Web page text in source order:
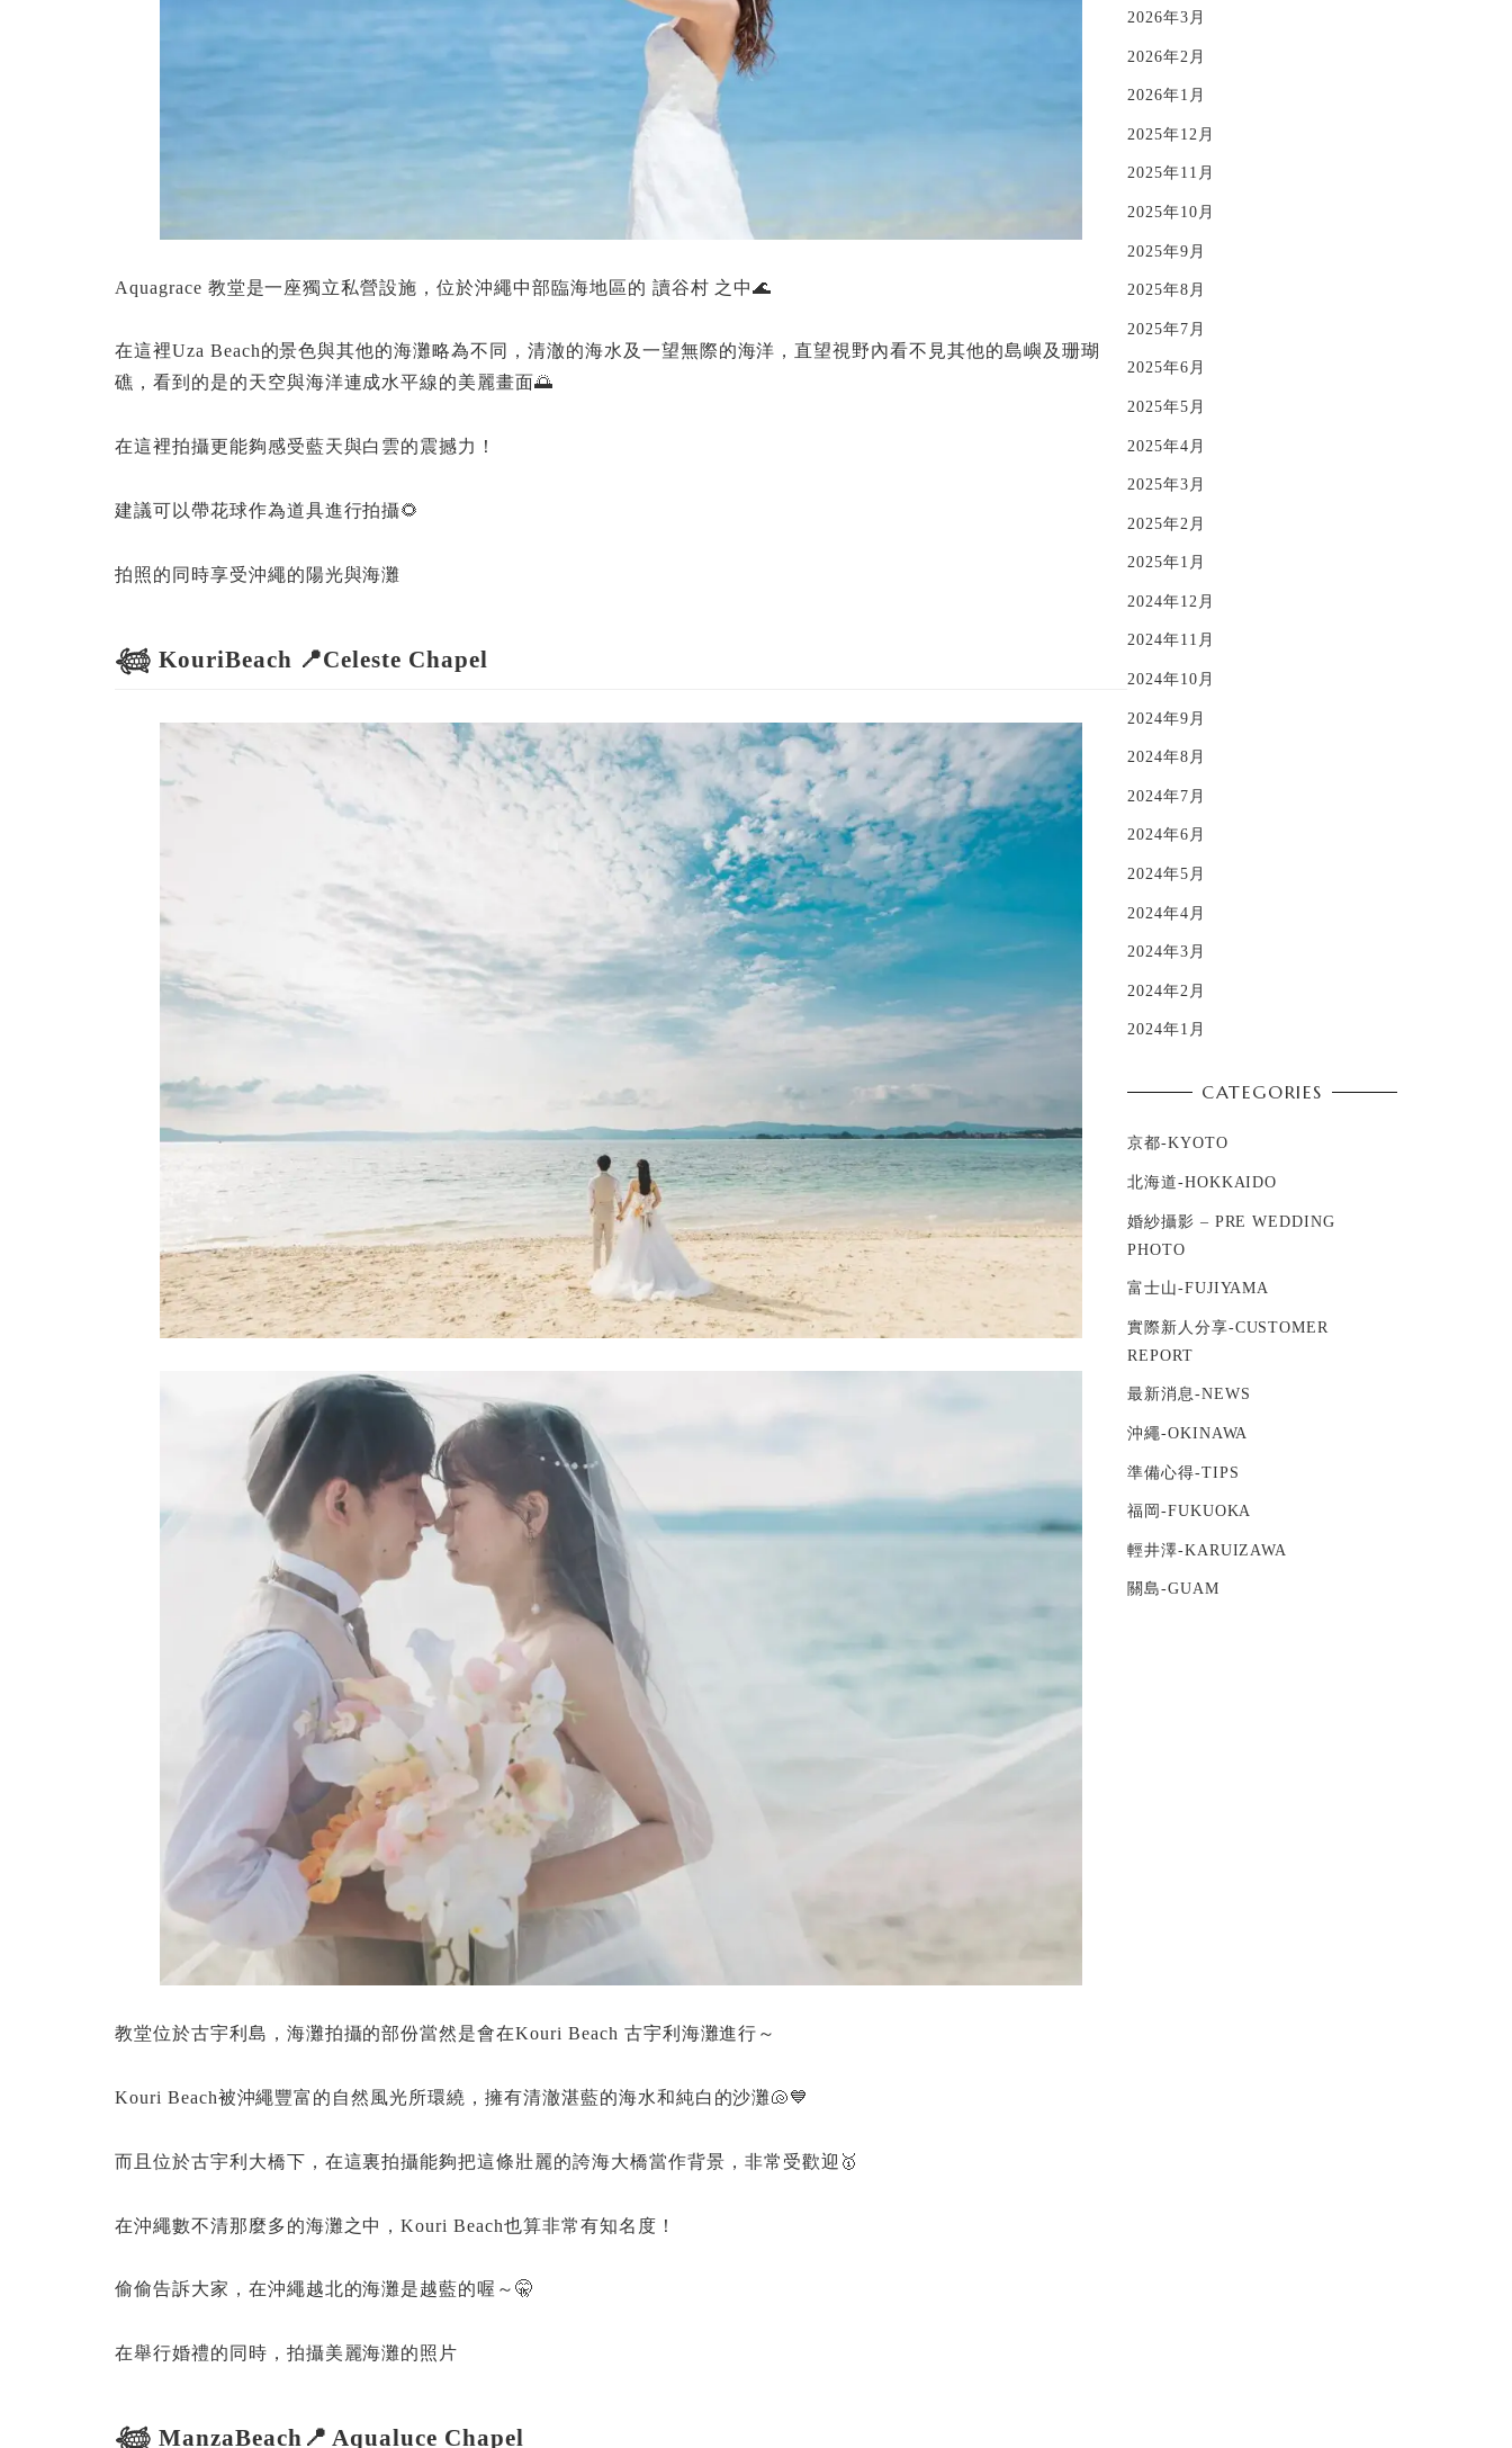
Aquagrace 教堂是一座獨立私營設施，位於沖繩中部臨海地區的 讀谷村 之中🌊
在這裡Uza Beach的景色與其他的海灘略為不同，清澈的海水及一望無際的海洋，直望視野內看不見其他的島嶼及珊瑚
礁，看到的是的天空與海洋連成水平線的美麗畫面🌅
在這裡拍攝更能夠感受藍天與白雲的震撼力！
建議可以帶花球作為道具進行拍攝🌻
拍照的同時享受沖繩的陽光與海灘
𓆉 KouriBeach 📍Celeste Chapel
教堂位於古宇利島，海灘拍攝的部份當然是會在Kouri Beach 古宇利海灘進行～
Kouri Beach被沖繩豐富的自然風光所環繞，擁有清澈湛藍的海水和純白的沙灘🐚💙
而且位於古宇利大橋下，在這裏拍攝能夠把這條壯麗的誇海大橋當作背景，非常受歡迎🥇
在沖繩數不清那麼多的海灘之中，Kouri Beach也算非常有知名度！
偷偷告訴大家，在沖繩越北的海灘是越藍的喔～🤫
在舉行婚禮的同時，拍攝美麗海灘的照片
𓆉 ManzaBeach📍 Aqualuce Chapel
2026年3月
2026年2月
2026年1月
2025年12月
2025年11月
2025年10月
2025年9月
2025年8月
2025年7月
2025年6月
2025年5月
2025年4月
2025年3月
2025年2月
2025年1月
2024年12月
2024年11月
2024年10月
2024年9月
2024年8月
2024年7月
2024年6月
2024年5月
2024年4月
2024年3月
2024年2月
2024年1月
CATEGORIES
京都-KYOTO
北海道-HOKKAIDO
婚紗攝影 – PRE WEDDING
PHOTO
富士山-FUJIYAMA
實際新人分享-CUSTOMER
REPORT
最新消息-NEWS
沖繩-OKINAWA
準備心得-TIPS
福岡-FUKUOKA
輕井澤-KARUIZAWA
關島-GUAM